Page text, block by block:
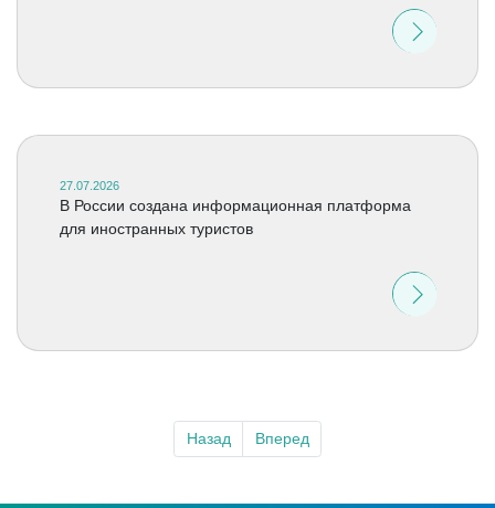
27.07.2026
В России создана информационная платформа
для иностранных туристов
Назад Вперед